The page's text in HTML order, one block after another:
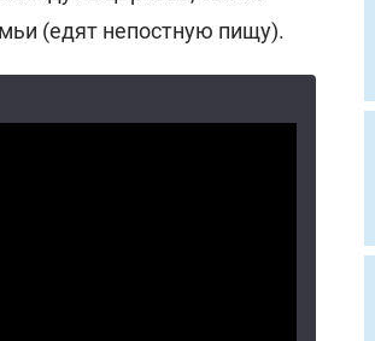
(едят непостную пищу).